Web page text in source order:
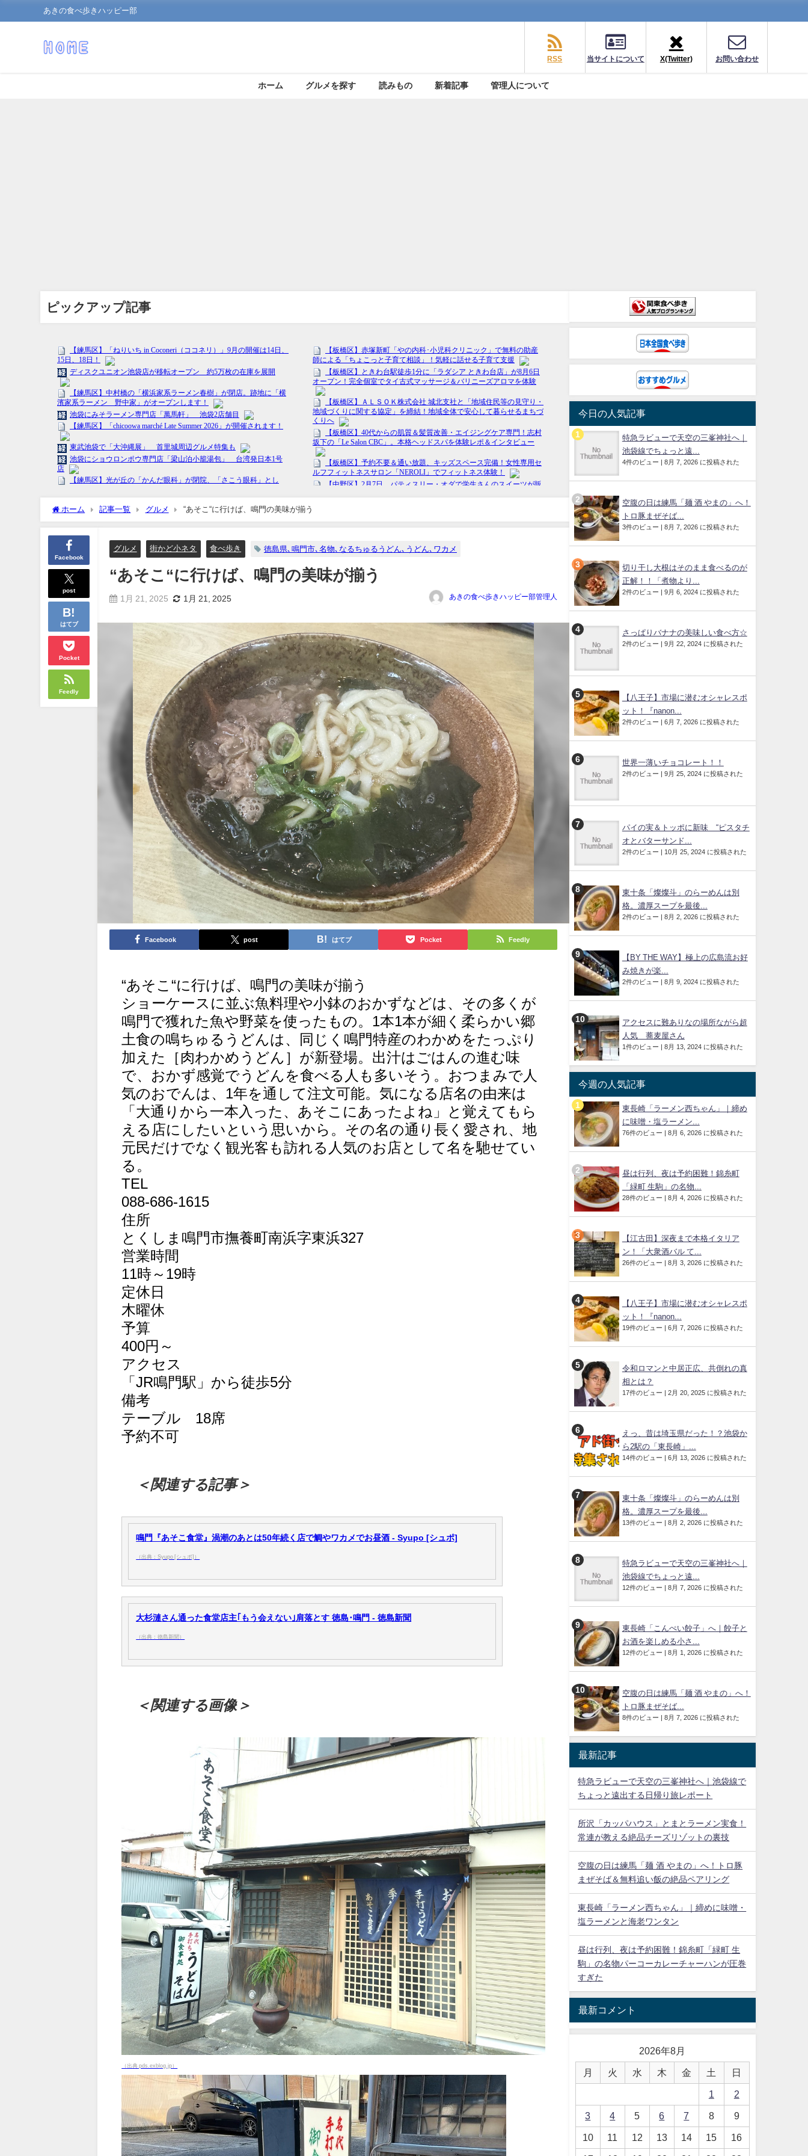
あきの食べ歩きハッピー部
RSS 当サイトについて X(Twitter) お問い合わせ
ホーム グルメを探す 読みもの 新着記事 管理人について
ピックアップ記事
ホーム 記事一覧 グルメ “あそこ“に行けば、鳴門の美味が揃う
Facebook
post
はてブ
Pocket
Feedly
グルメ 街かど小ネタ 食べ歩き 徳島県､鳴門市､名物､なるちゅるうどん､うどん､ワカメ
“あそこ“に行けば、鳴門の美味が揃う
1月 21, 2025 1月 21, 2025 あきの食べ歩きハッピー部管理人
Facebook post はてブ Pocket Feedly
“あそこ“に行けば、鳴門の美味が揃う
ショーケースに並ぶ魚料理や小鉢のおかずなどは、その多くが
鳴門で獲れた魚や野菜を使ったもの。1本1本が細く柔らかい郷
土食の鳴ちゅるうどんは、同じく鳴門特産のわかめをたっぷり
加えた［肉わかめうどん］が新登場。出汁はごはんの進む味
で、おかず感覚でうどんを食べる人も多いそう。おつまみで人
気のおでんは、1年を通して注文可能。気になる店名の由来は
「大通りから一本入った、あそこにあったよね」と覚えてもら
える店にしたいという思いから。その名の通り長く愛され、地
元民だけでなく観光客も訪れる人気のお店として名を馳せてい
る。
TEL
088-686-1615
住所
とくしま鳴門市撫養町南浜字東浜327
営業時間
11時～19時
定休日
木曜休
予算
400円～
アクセス
「JR鳴門駅」から徒歩5分
備考
テーブル 18席
予約不可
＜関連する記事＞
鳴門『あそこ食堂』渦潮のあとは50年続く店で鯛やワカメでお昼酒 - Syupo [シュポ]
（出典：Syupo [シュポ]）
大杉漣さん通った食堂店主｢もう会えない｣肩落とす 徳島･鳴門 - 徳島新聞
（出典：徳島新聞）
＜関連する画像＞
（出典 pds.exblog.jp）
今日の人気記事
特急ラビューで天空の三峯神社へ｜
池袋線でちょっと遠...
4件のビュー | 8月 7, 2026 に投稿された
空腹の日は練馬「麺 酒 やまの」へ！
トロ豚まぜそば...
3件のビュー | 8月 7, 2026 に投稿された
切り干し大根はそのまま食べるのが
正解！！「煮物より...
2件のビュー | 9月 6, 2024 に投稿された
さっぱりバナナの美味しい食べ方☆
2件のビュー | 9月 22, 2024 に投稿された
【八王子】市場に潜むオシャレスポ
ット！『nanon...
2件のビュー | 6月 7, 2026 に投稿された
世界一薄いチョコレート！！
2件のビュー | 9月 25, 2024 に投稿された
パイの実＆トッポに新味 “ピスタチ
オとバターサンド...
2件のビュー | 10月 25, 2024 に投稿された
東十条「燦燦斗」のらーめんは別
格。濃厚スープを最後...
2件のビュー | 8月 2, 2026 に投稿された
【BY THE WAY】極上の広島流お好
み焼きが楽...
2件のビュー | 8月 9, 2024 に投稿された
アクセスに難ありなの場所ながら超
人気 蕎麦屋さん
1件のビュー | 8月 13, 2024 に投稿された
今週の人気記事
東長崎「ラーメン西ちゃん」｜締め
に味噌・塩ラーメン...
76件のビュー | 8月 6, 2026 に投稿された
昼は行列、夜は予約困難！錦糸町
「緑町 生駒」の名物...
28件のビュー | 8月 4, 2026 に投稿された
【江古田】深夜まで本格イタリア
ン！「大衆酒バル て...
26件のビュー | 8月 3, 2026 に投稿された
【八王子】市場に潜むオシャレスポ
ット！『nanon...
19件のビュー | 6月 7, 2026 に投稿された
令和ロマンと中居正広、共倒れの真
相とは？
17件のビュー | 2月 20, 2025 に投稿された
えっ、昔は埼玉県だった！？池袋か
ら2駅の「東長崎」...
14件のビュー | 6月 13, 2026 に投稿された
東十条「燦燦斗」のらーめんは別
格。濃厚スープを最後...
13件のビュー | 8月 2, 2026 に投稿された
特急ラビューで天空の三峯神社へ｜
池袋線でちょっと遠...
12件のビュー | 8月 7, 2026 に投稿された
東長崎「こんぺい餃子」へ｜餃子と
お酒を楽しめる小さ...
12件のビュー | 8月 1, 2026 に投稿された
空腹の日は練馬「麺 酒 やまの」へ！
トロ豚まぜそば...
8件のビュー | 8月 7, 2026 に投稿された
最新記事
特急ラビューで天空の三峯神社へ｜池袋線で
ちょっと遠出する日帰り旅レポート
所沢「カッパハウス」とまとラーメン実食！
常連が教える絶品チーズリゾットの裏技
空腹の日は練馬「麺 酒 やまの」へ！トロ豚
まぜそば＆無料追い飯の絶品ペアリング
東長崎「ラーメン西ちゃん」｜締めに味噌・
塩ラーメンと海老ワンタン
昼は行列、夜は予約困難！錦糸町「緑町 生
駒」の名物パーコーカレーチャーハンが圧巻
すぎた
最新コメント
2026年8月
月 火 水 木 金 土 日
1 2
3 4 5 6 7 8 9
10 11 12 13 14 15 16